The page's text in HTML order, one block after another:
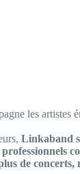
les artistes
Linkaband
professionnels
de concerts,